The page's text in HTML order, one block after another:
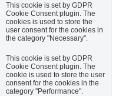
This cookie is set by GDPR
Cookie Consent plugin. The
cookies is used to store the
user consent for the cookies in
the category "Necessary".
This cookie is set by GDPR
Cookie Consent plugin. The
cookie is used to store the user
consent for the cookies in the
category "Performance".